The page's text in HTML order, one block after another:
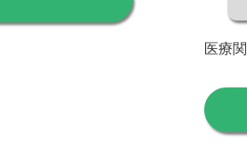
医療